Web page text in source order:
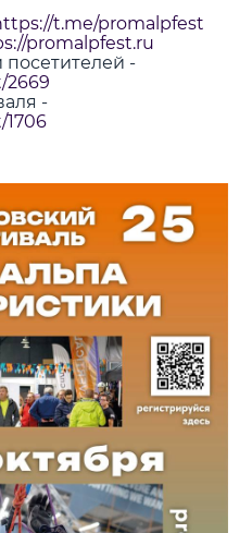
t.me/promalpfest
promalpfest.ru
-
2669
-